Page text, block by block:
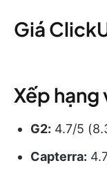
Giá
Xếp hạng
G2: 4.7/5
Capterra: